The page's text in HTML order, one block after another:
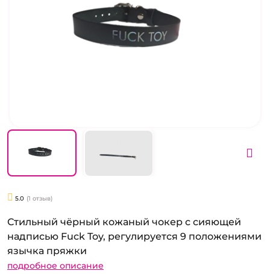
5.0 (1 отзыв)
Стильный чёрный кожаный чокер с сияющей
надписью Fuck Toy, регулируется 9 положениями
язычка пряжки
подробное описание